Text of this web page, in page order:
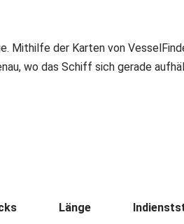
Mithilfe der Karten von
wo das Schiff sich gerade
Länge